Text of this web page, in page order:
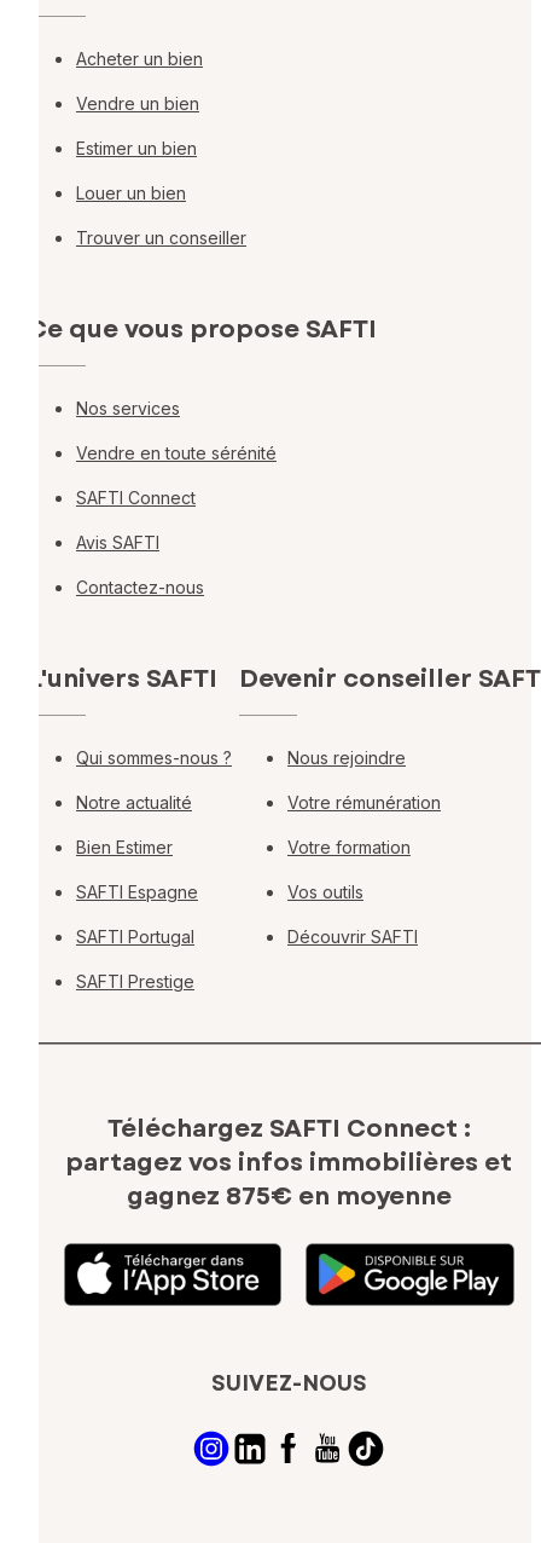
Acheter un bien
Vendre un bien
Estimer un bien
Louer un bien
Trouver un conseiller
Ce que vous propose SAFTI
Nos services
Vendre en toute sérénité
SAFTI Connect
Avis SAFTI
Contactez-nous
L'univers SAFTI
Qui sommes-nous ?
Notre actualité
Bien Estimer
SAFTI Espagne
SAFTI Portugal
SAFTI Prestige
Devenir conseiller
Nous rejoindre
Votre rémunération
Votre formation
Vos outils
Découvrir SAFTI
Téléchargez SAFTI Connect :
partagez vos infos immobilières et
gagnez 875€ en moyenne
SUIVEZ-NOUS